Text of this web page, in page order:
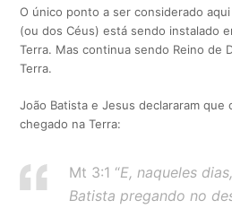
O único ponto a ser considerado
(ou dos Céus) está sendo instalado
Terra. Mas continua sendo Reino de
Terra.
João Batista e Jesus declararam que
chegado na Terra:
Mt 3:1 “E, naqueles
Batista pregando no